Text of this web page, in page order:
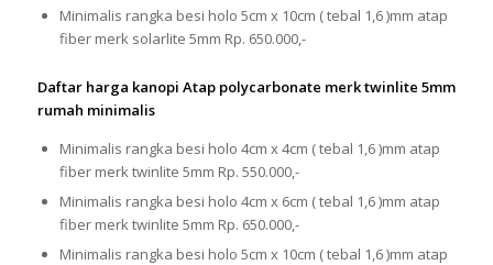
Minimalis rangka besi holo 5cm x 10cm ( tebal 1,6 )mm atap
fiber merk solarlite 5mm Rp. 650.000,-
Daftar harga kanopi Atap polycarbonate merk twinlite 5mm
rumah minimalis
Minimalis rangka besi holo 4cm x 4cm ( tebal 1,6 )mm atap
fiber merk twinlite 5mm Rp. 550.000,-
Minimalis rangka besi holo 4cm x 6cm ( tebal 1,6 )mm atap
fiber merk twinlite 5mm Rp. 650.000,-
Minimalis rangka besi holo 5cm x 10cm ( tebal 1,6 )mm atap